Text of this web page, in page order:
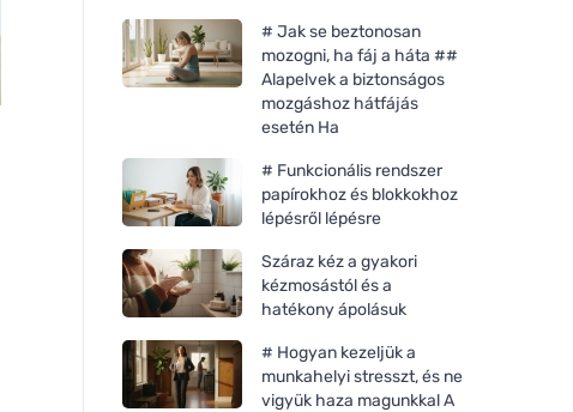
# Jak se beztonosan
mozogni, ha fáj a háta ##
Alapelvek a biztonságos
mozgáshoz hátfájás
esetén Ha
# Funkcionális rendszer
papírokhoz és blokkokhoz
lépésről lépésre
Száraz kéz a gyakori
kézmosástól és a
hatékony ápolásuk
# Hogyan kezeljük a
munkahelyi stresszt, és ne
vigyük haza magunkkal A